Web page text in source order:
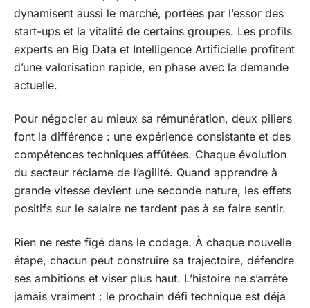
dynamisent aussi le marché, portées par l’essor des
start-ups et la vitalité de certains groupes. Les profils
experts en Big Data et Intelligence Artificielle profitent
d’une valorisation rapide, en phase avec la demande
actuelle.
Pour négocier au mieux sa rémunération, deux piliers
font la différence : une expérience consistante et des
compétences techniques affûtées. Chaque évolution
du secteur réclame de l’agilité. Quand apprendre à
grande vitesse devient une seconde nature, les effets
positifs sur le salaire ne tardent pas à se faire sentir.
Rien ne reste figé dans le codage. À chaque nouvelle
étape, chacun peut construire sa trajectoire, défendre
ses ambitions et viser plus haut. L’histoire ne s’arrête
jamais vraiment : le prochain défi technique est déjà